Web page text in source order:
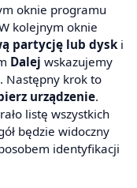
oknie programu
kolejnym oknie
partycję lub dysk i
Dalej wskazujemy
. Następny krok to
urządzenie.
listę wszystkich
będzie widoczny
identyfikacji